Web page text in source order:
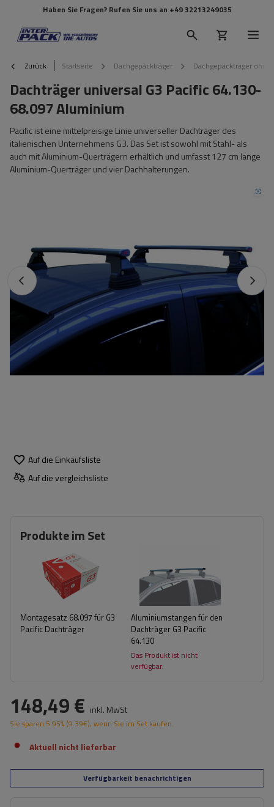
Haben Sie Fragen? Rufen Sie uns an +49 32213249035
Zurück Startseite Dachgepäckträger Dachgepäckträger ohne
Dachträger universal G3 Pacific 64.130-
68.097 Aluminium
Pacific ist eine mittelpreisige Linie universeller Dachträger des
italienischen Unternehmens G3. Das Set ist sowohl mit Stahl- als
auch mit Aluminium-Querträgern erhältlich und umfasst 127 cm lange
Aluminium-Querträger und vier Dachhalterungen.
Auf die Einkaufsliste
Auf die vergleichsliste
Produkte im Set
Montagesatz 68.097 für G3
Pacific Dachträger
Aluminiumstangen für den
Dachträger G3 Pacific
64.130
Das Produkt ist nicht
verfügbar.
148,49 € inkl. MwSt
Sie sparen 5.95% (9.39€), wenn Sie im Set kaufen.
Aktuell nicht lieferbar
Verfügbarkeit benachrichtigen